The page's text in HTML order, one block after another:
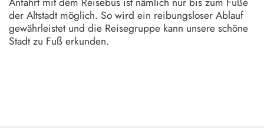
der Altstadt möglich. So wird ein reibungsloser Ablauf
gewährleistet und die Reisegruppe kann unsere schöne
Stadt zu Fuß erkunden.